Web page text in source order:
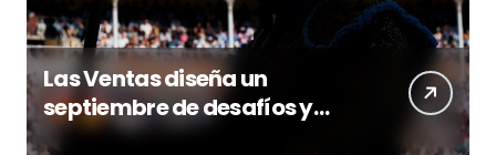
Las Ventas diseña un
septiembre de desafíos y
variedad ganadera